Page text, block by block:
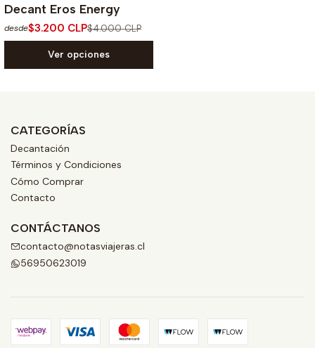
Decant Eros Energy
desde$3.200 CLP$4.000 CLP
Ver opciones
CATEGORÍAS
Decantación
Términos y Condiciones
Cómo Comprar
Contacto
CONTÁCTANOS
contacto@notasviajeras.cl
56950623019